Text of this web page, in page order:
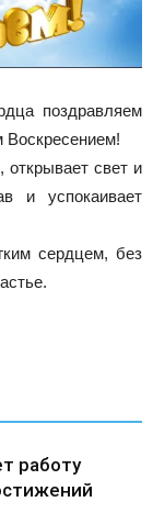
поздравляем
открывает свет и
и успокаивает
сердцем, без
работу